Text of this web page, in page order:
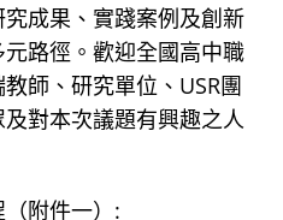
成果、實踐案例及創新
路徑。歡迎全國高中職
師、研究單位、USR團
對本次議題有興趣之人
附件一）: